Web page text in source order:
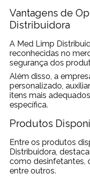
Vantagens de
Distribuidora
A Med Limp
reconhecidas no
segurança dos
Além disso, a
personalizado,
itens mais
específica.
Produtos
Entre os produtos
Distribuidora,
como desinfetantes,
entre outros.